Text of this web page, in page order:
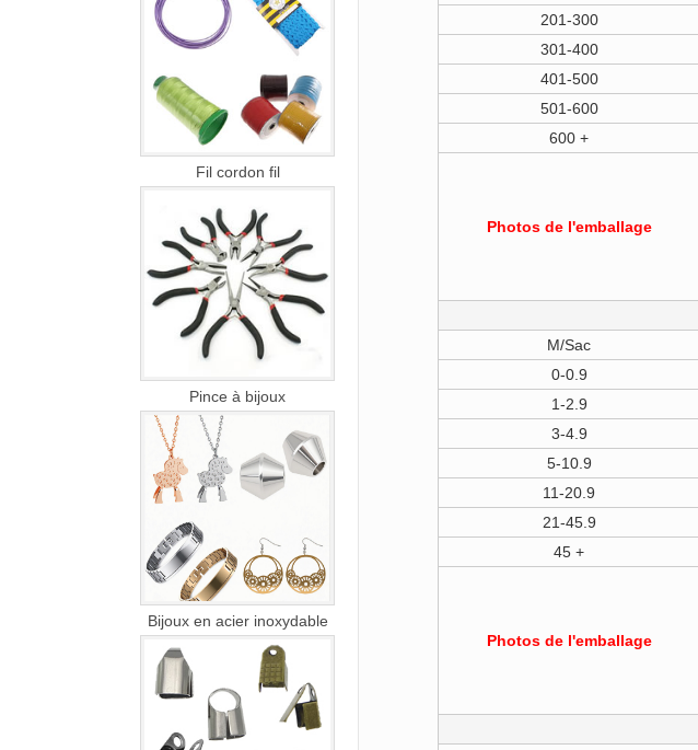
Fil cordon fil
Pince à bijoux
Bijoux en acier inoxydable
201-300
301-400
401-500
501-600
600 +
Photos de l'emballage
M/Sac
0-0.9
1-2.9
3-4.9
5-10.9
11-20.9
21-45.9
45 +
Photos de l'emballage